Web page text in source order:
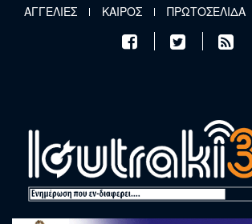
Παράκαμψη προς το κυρίως περιεχόμενο
ΑΓΓΕΛΙΕΣ ΚΑΙΡΟΣ ΠΡΩΤΟΣΕΛΙΔΑ